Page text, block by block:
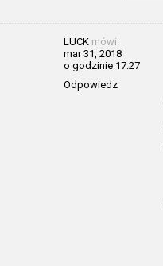
LUCK mówi:
mar 31, 2018
o godzinie 17:27
Odpowiedz